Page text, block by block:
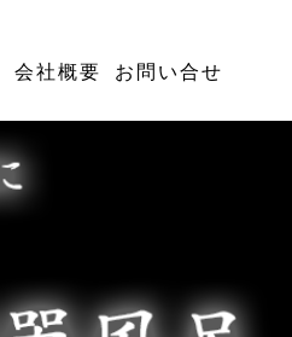
会社概要 お問い合せ